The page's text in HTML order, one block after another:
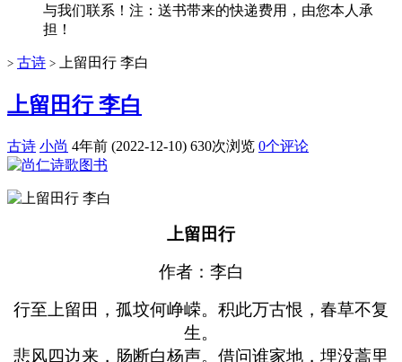
与我们联系！注：送书带来的快递费用，由您本人承
担！
> 古诗 > 上留田行 李白
上留田行 李白
古诗 小尚 4年前 (2022-12-10) 630次浏览 0个评论
上留田行
作者：李白
行至上留田，孤坟何峥嵘。积此万古恨，春草不复
生。
悲风四边来，肠断白杨声。借问谁家地，埋没蒿里